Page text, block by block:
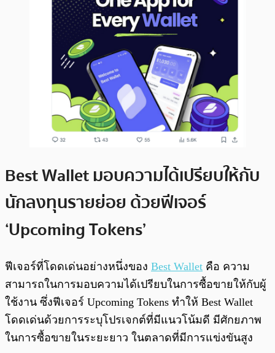
Best Wallet มอบความได้เปรียบให้กับ
นักลงทุนรายย่อย ด้วยฟีเจอร์
‘Upcoming Tokens’
ฟีเจอร์ที่โดดเด่นอย่างหนึ่งของ Best Wallet คือ ความ
สามารถในการมอบความได้เปรียบในการซื้อขายให้กับผู้
ใช้งาน ซึ่งฟีเจอร์ Upcoming Tokens ทำให้ Best Wallet
โดดเด่นด้วยการระบุโปรเจกต์ที่มีแนวโน้มดี มีศักยภาพ
ในการซื้อขายในระยะยาว ในตลาดที่มีการแข่งขันสูง